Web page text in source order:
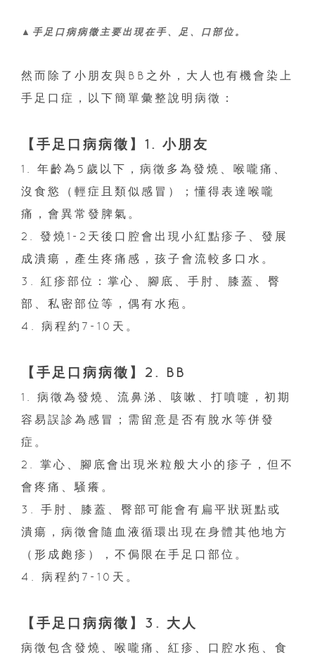
▲手足口病病徵主要出現在手、足、口部位。
然而除了小朋友與BB之外，大人也有機會染上
手足口症，以下簡單彙整說明病徵：
【手足口病病徵】1. 小朋友
1. 年齡為5歲以下，病徵多為發燒、喉嚨痛、
沒食慾（輕症且類似感冒）；懂得表達喉嚨
痛，會異常發脾氣。
2. 發燒1-2天後口腔會出現小紅點疹子、發展
成潰瘍，產生疼痛感，孩子會流較多口水。
3. 紅疹部位：掌心、腳底、手肘、膝蓋、臀
部、私密部位等，偶有水疱。
4. 病程約7-10天。
【手足口病病徵】2. BB
1. 病徵為發燒、流鼻涕、咳嗽、打噴嚏，初期
容易誤診為感冒；需留意是否有脫水等併發
症。
2. 掌心、腳底會出現米粒般大小的疹子，但不
會疼痛、騒癢。
3. 手肘、膝蓋、臀部可能會有扁平狀斑點或
潰瘍，病徵會隨血液循環出現在身體其他地方
（形成皰疹），不侷限在手足口部位。
4. 病程約7-10天。
【手足口病病徵】3. 大人
病徵包含發燒、喉嚨痛、紅疹、口腔水疱、食